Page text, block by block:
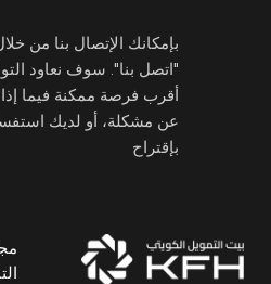
بإمكانك الإتصال بنا من
"اتصل بنا". سوف نعاود
أقرب فرصة ممكنة فيما إذا
عن مشكلة، أو لديك
بإقتراح